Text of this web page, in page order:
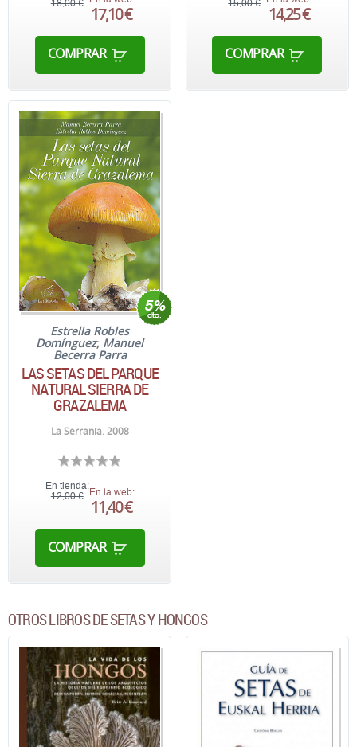
18,00 €
17,10 €
COMPRAR
15,00 €
14,25 €
COMPRAR
Estrella Robles
Domínguez; Manuel
Becerra Parra
LAS SETAS DEL PARQUE
NATURAL SIERRA DE
GRAZALEMA
La Serranía. 2008
En tienda:
12,00 € En la web:
11,40 €
COMPRAR
OTROS LIBROS DE SETAS Y HONGOS